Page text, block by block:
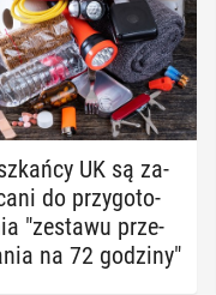
UK są za­
do przy­go­to­
"zestawu prze­
na 72 godziny"